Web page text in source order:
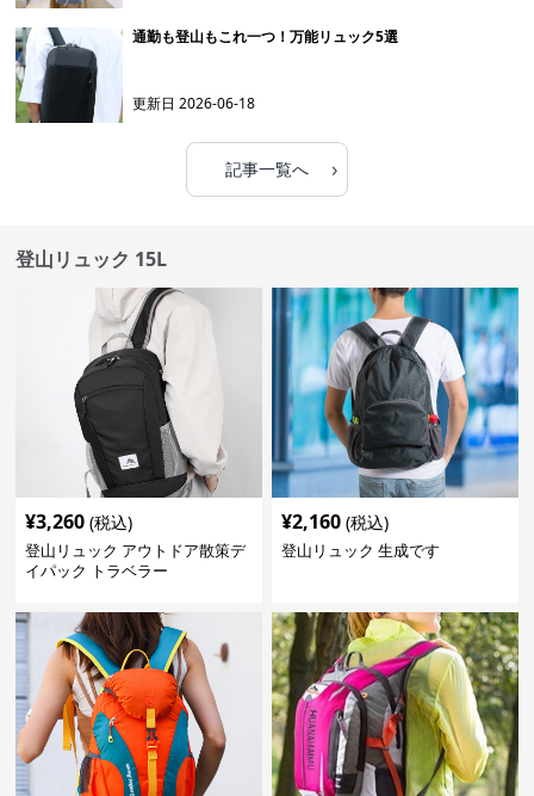
通勤も登山もこれ一つ！万能リュック5選
更新日2026-06-18
記事一覧へ ›
登山リュック 15L
¥3,260 (税込)
登山リュック アウトドア散策デ
イパック トラベラー
¥2,160 (税込)
登山リュック 生成です